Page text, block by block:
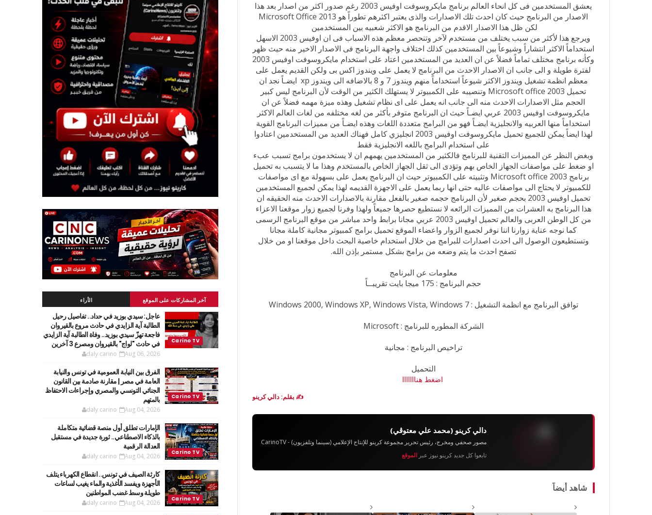
يعشق المستخدمين فى كل انحاء العالم برنامج مايكروسوفت اوفيس 2003 رغم صدور اكثر من اصدار بعد هذا
الاصدار من البرنامج حيث كان احدث تلك الاصدارات والذى يعتبر اكثرهم تطوراً هو Microsoft Office 2013
لكن ظل هذا الاصدار الاقدم من البرنامج هو الاكثر شعبيه بين المستخدمين
ويرجع هذا لأكثر من سبب يختلف من مستخدم لآخر وتنحصر معظم هذه الاسباب فى ان اوفيس 2003 الاسهل
استخداماً الاكثر انتشاراً وشيوعاً بين المستخدمين كذلك اختلاف واجهة البرنامج فى الاصدار الاخير منه حيث ظهر
وكأنه برنامج مختلف تماماً فضلاً عن ان العديد من المستخدمين اعتاد على استخدام مايكروسوفت اوفيس 2003
لفترة طويلة و الى جانب ان الاصدار الاحدث من البرنامج لا يعمل على ويندوز اكس بى ولكن القديم يعمل على
معظم انظمة تشغيل ويندوز الاكثر شيوعاً استخداماً منهم ويندوز 7 و 8 بالاضافه الى ويندوز xp ايضـاً نجد ان
تحميل Microsoft office 2003 وتنصيبه على الكمبيوتر لا يستهلك الكثير من الوقت لأن البرنامج ليس كبير
الحجم مثل الاصدارات الاحدث منه الى جانب انه يعمل على اى نظام تشغيل وهذه ميزة مهمه فضلاً عن ان
مايكروسوفت اوفيس 2003 عربي ايضـاً حيث ان البرنامج متوفر بأكثر من لغه مختلفه من لغات العالم الاكثر
استخداماً منها العربيه والانجليزية ايضـاً فهو من البرامج متعددة اللغات وهذه ايضـاً من مميزات البرنامج القوية
لهذا ايضاً يمكن للجميع تحميل مايكروسوفت اوفيس 2003 انجليزي كامل فهناك العديد من المستخدمين اعتادوا
على استخدام البرامج باللغه الانجليزية فقط
وبغض النظر عن المميزات التقنية للبرنامج فالكثير من المستخدمين يهمهم ان لا يستخدمون برامج تسبب عبء
او ضغط على مواصفات الجهاز الخاص بهم وتؤدى الى ثقل الجهاز الخاص بالمستخدم وهذا ما لا يتسبب به تحميل
برنامج Microsoft office 2003 وتثبيته على الكمبيوتر حيث ان البرنامج يعمل على بسهولة مع اى مواصفات
للكمبيوتر لا يحتاج الى مواصفات عاليه حتى انها ربما يعمل على الاجهزة القديمه لهذا يمكن لجميع المستخدمين
تحميل اوفيس 2003 بحجم صغير لأن البرنامج حجمه صغير بالفعل مقارنة بالاصدارات الاحدث منه الحقيقه ان
هذا البرنامج به العشرات من المميزات الرائعه لا نستطيع حصرها جميعاً ولهذا وفرنا لجميع زوار موقعنا الاعزاء
من كل الوطن العربى والعالم تحميل اوفيس 2003 عربي مجانا برابط واحد مباشر من موقع البرنامج الرسمى
كما نوجه عناية زوارنا اننا نوفر لجميع الزوار واعضاء الموقع تحميل برامج كمبيوتر مجانية كاملة مجانا
وتستطيعون الوصول الى احدث اصدارات للبرامج من خلال استخدام خاصية البحث داخل موقعنا او من خلال
تصفح احدث ما يتم وضعه من برامج بشكل مستمر بإذن الله.
معلومات عن البرنامج
حجم البرنامج : 175 ميجا بايت تقريبــاً
توافق البرنامج مع انظمة التشغيل : Windows 2000, Windows XP, Windows Vista, Windows 7
الشركة المطوره للبرنامج : Microsoft
تراخيص البرنامج : مجانية
التحميل
اضغط هنااااااا
✍️ بقلم: دالي كرينو
دالي كرينو (محمد علي معتوڨي)
مصور صحفي ومخرج، رئيس تحرير مجموعة كرينو للإنتاج الإعلامي (سينما وتلفزيون) - CarinoTV
تابعوا كل جديد كرينو نيوز عبرالموقع
شاهد أيضاً
آخر المشاركات على الموقع الأراء
عاجل: سيدي بوزيد في حداد.. تفاصيل رحيل
الطالبة آية الزايدي في حادث مروع بالقيروان
فاجعة تهزّ سيدي بوزيد.. وفاة الطالبة آية الزايدي
في حادث "لواج" بالقيروان ومصرع 3 آخرين
daly carino Aug 06, 2026
الفرق بين النيابة العمومية في تونس والنيابة
العامة في مصر | مقارنة صادمة بين القانون
الجنائي التونسي والمصري وإجراءات الاحتفاظ
بالمتهم
daly carino Aug 04, 2026
الإمارات تطلق أول منصة قضائية متكاملة
بالذكاء الاصطناعي.. ثورة جديدة في مستقبل
العدالة الرقمية
daly carino Aug 04, 2026
كارثة الصيف في تونس.. انقطاع الكهرباء يتلف
الأجهزة ويفسد الأغذية والماء يغيب لساعات
طويلة وسط غضب المواطنين
daly carino Aug 04, 2026